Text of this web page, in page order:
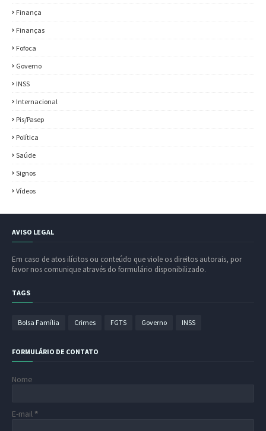
Finança
Finanças
Fofoca
Governo
INSS
Internacional
Pis/Pasep
Política
Saúde
Signos
Vídeos
AVISO LEGAL
Em caso de atos ilícitos ou conteúdo que viole os direitos autorais, por
favor nos comunique através do formulário disponibilizado.
TAGS
Bolsa Família Crimes FGTS Governo INSS
FORMULÁRIO DE CONTATO
Nome
E-mail *